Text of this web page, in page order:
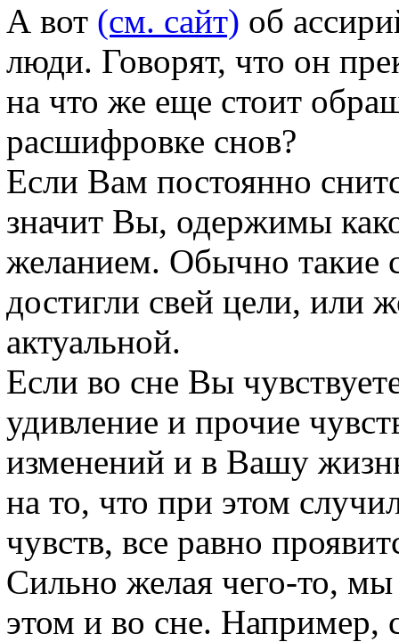
А вот (см. сайт) об
люди. Говорят, что он
на что же еще стоит
расшифровке снов?
Если Вам постоянно
значит Вы, одержимы
желанием. Обычно такие
достигли свей цели, или
актуальной.
Если во сне Вы
удивление и прочие
изменений и в Вашу
на то, что при этом
чувств, все равно
Сильно желая чего-то,
этом и во сне.